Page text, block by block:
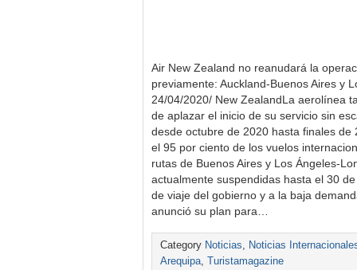
Air New Zealand no reanudará la
previamente: Auckland-Buenos Aires y
24/04/2020/ New ZealandLa aerolínea
de aplazar el inicio de su servicio sin
desde octubre de 2020 hasta finales
el 95 por ciento de los vuelos
rutas de Buenos Aires y Los Ángeles-
actualmente suspendidas hasta el 30
de viaje del gobierno y a la baja
anunció su plan para…
Category Noticias, Noticias
Arequipa, Turistamagazine